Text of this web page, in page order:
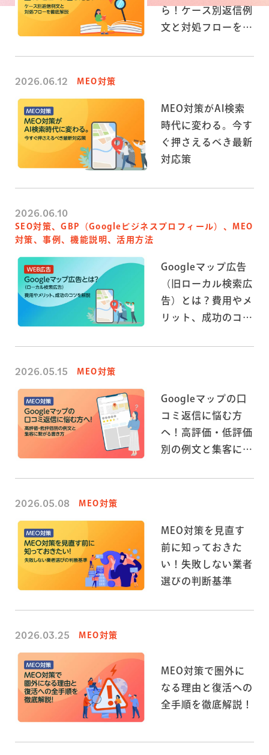
ら！ケース別返信例
文と対処フローを徹
2026.06.12 MEO対策
MEO対策がAI検索
時代に変わる。今す
ぐ押さえるべき最新
対応策
2026.06.10
SEO対策、GBP（Googleビジネスプロフィール）、MEO
対策、事例、機能説明、活用方法
Googleマップ広告
（旧ローカル検索広
告）とは？費用やメ
リット、成功のコツ
2026.05.15 MEO対策
Googleマップの口
コミ返信に悩む方
へ！高評価・低評価
別の例文と集客に繋
2026.05.08 MEO対策
MEO対策を見直す
前に知っておきた
い！失敗しない業者
選びの判断基準
2026.03.25 MEO対策
MEO対策で圏外に
なる理由と復活への
全手順を徹底解説！